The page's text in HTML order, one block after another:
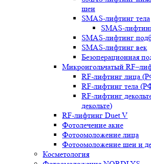
шеи
SMAS-лифтинг тела
SMAS-
SMAS-лифтинг
SMAS-лифтинг век
Безоперационная
Микроигольчатый
RF-лифтинг лица
RF-лифтинг тела
RF-лифтинг
декольте)
RF-лифтинг Duet V
Фотолечение акне
Фотоомоложение лица
Фотоомоложение шеи и
Косметология